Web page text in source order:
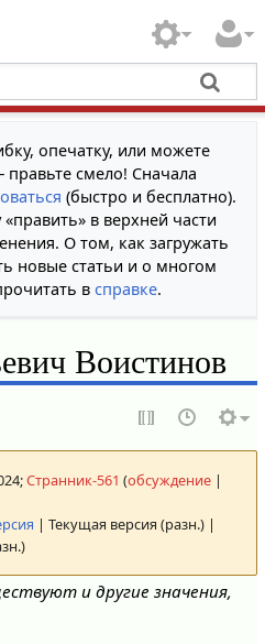
опечатку, или можете
смело! Сначала
(быстро и бесплатно).
в верхней части
О том, как загружать
новые статьи и о многом
в справке.
Воистинов
Странник-561 (обсуждение|
| Текущая версия (разн.) |
и другие значения,